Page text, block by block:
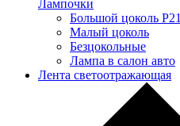
Лампочки
Большой цоколь P21
Малый цоколь
Безцокольные
Лампа в салон авто
Лента светоотражающая